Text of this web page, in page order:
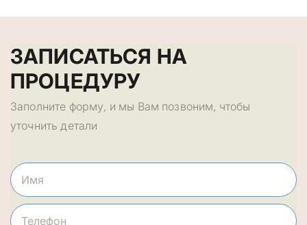
ЗАПИСАТЬСЯ НА
ПРОЦЕДУРУ
Заполните форму, и мы Вам позвоним, чтобы
уточнить детали